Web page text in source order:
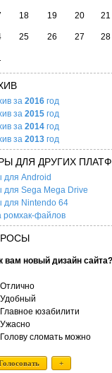
18 19 20 21
25 26 27 28
за 2016 год
за 2015 год
за 2014 год
за 2013 год
ДЛЯ ДРУГИХ
для Android
для Sega Mega Drive
для Nintendo 64
ромхак-файлов
вам новый дизайн сайта?
Отлично
Удобный
Главное юзабилити
Ужасно
Голову сломать можно
+